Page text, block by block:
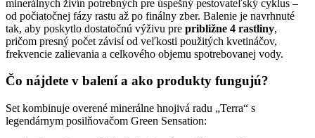
minerálnych živín potrebných pre úspešný pestovateľský cyklus –
od počiatočnej fázy rastu až po finálny zber. Balenie je navrhnuté
tak, aby poskytlo dostatočnú výživu pre približne 4 rastliny,
pričom presný počet závisí od veľkosti použitých kvetináčov,
frekvencie zalievania a celkového objemu spotrebovanej vody.
Čo nájdete v balení a ako produkty fungujú?
Set kombinuje overené minerálne hnojivá radu „Terra“ s
legendárnym posilňovačom Green Sensation: